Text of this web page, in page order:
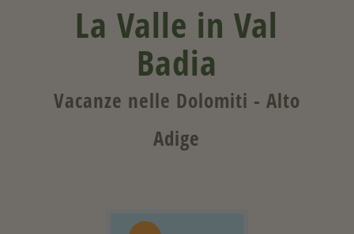
La Valle in Val
Badia
Vacanze nelle Dolomiti - Alto
Adige